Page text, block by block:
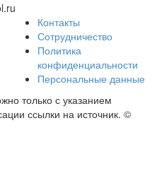
Контакты
Сотрудничество
Политика
конфиденциальности
Персональные данные
только с указанием
ссылки на источник. ©